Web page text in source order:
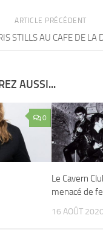
ARTICLE PRÉCÉDENT
STILLS AU CAFE DE LA
AUSSI...
0
Le Cavern
menacé de
16 AOÛT 2020